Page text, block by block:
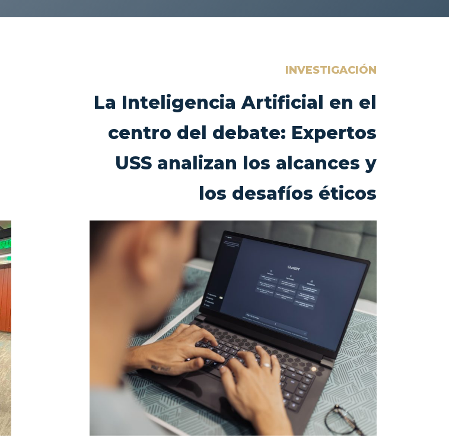
INVESTIGACIÓN
La Inteligencia Artificial en el
centro del debate: Expertos
USS analizan los alcances y
los desafíos éticos